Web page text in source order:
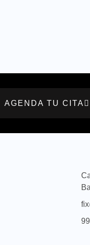
AGENDA TU CITA